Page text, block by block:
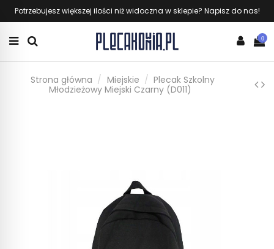
Potrzebujesz większej ilości niż widoczna w sklepie? Napisz do nas!
0
Strona główna Miejskie
Plecak Szkolny
Młodzieżowy Miejski Czarny (D011)